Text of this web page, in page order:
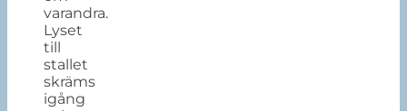
varandra.
Lyset
till
stallet
skräms
igång